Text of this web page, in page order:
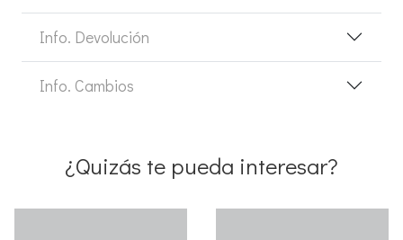
Info. Devolución
Info. Cambios
¿Quizás te pueda interesar?